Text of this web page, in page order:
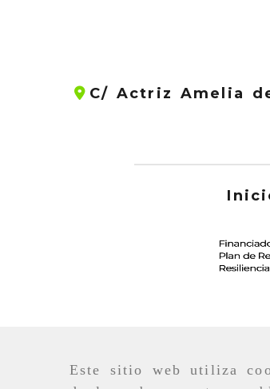
Este sitio web utiliza
C/ Actriz Amelia